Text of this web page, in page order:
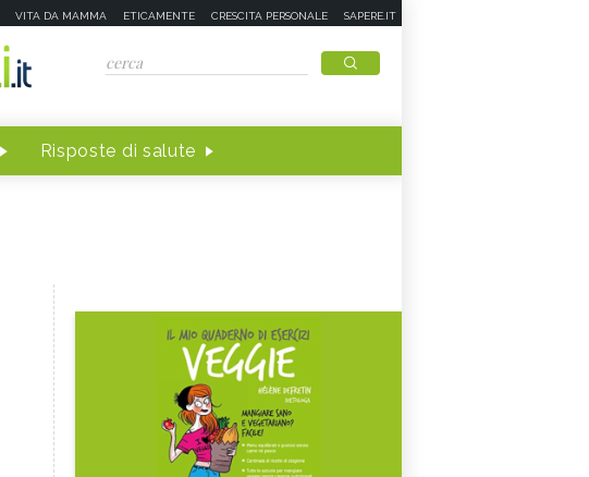
VITA DA MAMMA ETICAMENTE CRESCITA PERSONALE SAPERE.IT
Risposte di salute